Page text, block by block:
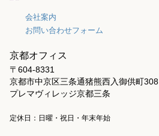
会社案内
お問い合わせフォーム
京都オフィス
〒604-8331
京都市中京区三条通猪熊西入御供町308
プレマヴィレッジ京都三条
定休日：日曜・祝日・年末年始